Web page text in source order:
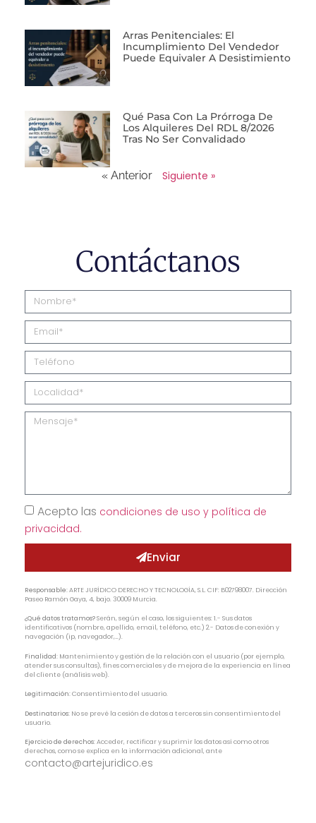
Arras Penitenciales: El
Incumplimiento Del Vendedor
Puede Equivaler A Desistimiento
Qué Pasa Con La Prórroga De
Los Alquileres Del RDL 8/2026
Tras No Ser Convalidado
« Anterior Siguiente »
Contáctanos
Acepto las condiciones de uso y política de
privacidad.
Enviar
Responsable:ARTE JURÍDICO DERECHO Y TECNOLOGÍA, S.L. CIF: B02798007. Dirección
Paseo Ramón Gaya, 4, bajo. 30009 Murcia.
¿Qué datos tratamos?Serán, según el caso, los siguientes: 1.- Sus datos
identificativos (nombre, apellido, email, teléfono, etc.) 2.- Datos de conexión y
navegación (ip, navegador,…).
Finalidad: Mantenimiento y gestión de la relación con el usuario (por ejemplo,
atender sus consultas), fines comerciales y de mejora de la experiencia en línea
del cliente (análisis web).
Legitimación:Consentimiento del usuario.
Destinatarios: No se prevé la cesión de datos a terceros sin consentimiento del
usuario.
Ejercicio de derechos:Acceder, rectificar y suprimir los datos así como otros
derechos, como se explica en la información adicional, ante
contacto@artejuridico.es